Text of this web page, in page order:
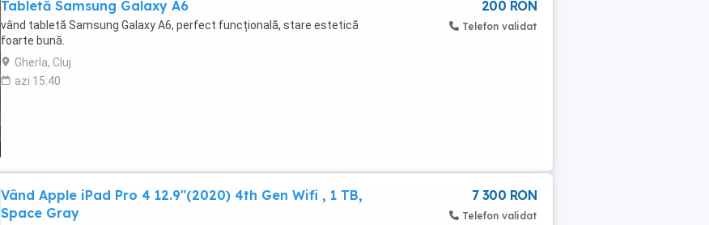
Tabletă Samsung Galaxy A6
vând tabletă Samsung Galaxy A6, perfect funcțională, stare estetică
foarte bună.
Gherla, Cluj
azi 15:40
200 RON
Telefon validat
Vând Apple iPad Pro 4 12.9"(2020) 4th Gen Wifi , 1 TB,
Space Gray
7 300 RON
Telefon validat